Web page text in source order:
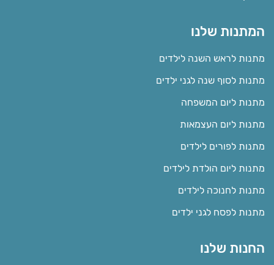
המתנות שלנו
מתנות לראש השנה לילדים
מתנות לסוף שנה לגני ילדים
מתנות ליום המשפחה
מתנות ליום העצמאות
מתנות לפורים לילדים
מתנות ליום הולדת לילדים
מתנות לחנוכה לילדים
מתנות לפסח לגני ילדים
החנות שלנו